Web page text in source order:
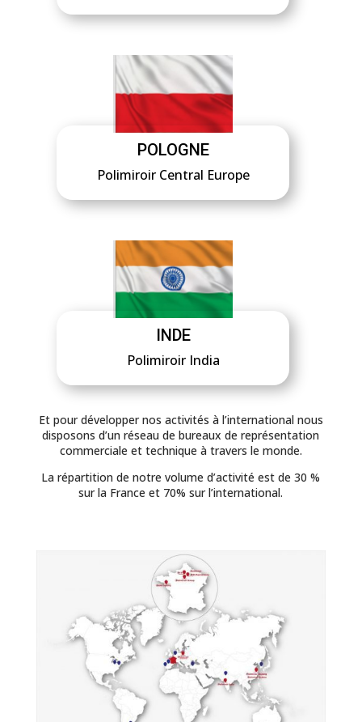
POLOGNE
Polimiroir Central Europe
INDE
Polimiroir India
Et pour développer nos activités à l’international nous
disposons d’un réseau de bureaux de représentation
commerciale et technique à travers le monde.
La répartition de notre volume d’activité est de 30 %
sur la France et 70% sur l’international.